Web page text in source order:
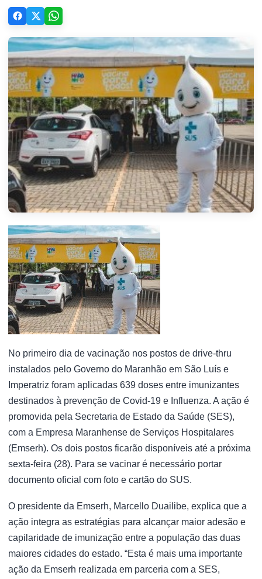
No primeiro dia de vacinação nos postos de drive-thru
instalados pelo Governo do Maranhão em São Luís e
Imperatriz foram aplicadas 639 doses entre imunizantes
destinados à prevenção de Covid-19 e Influenza. A ação é
promovida pela Secretaria de Estado da Saúde (SES),
com a Empresa Maranhense de Serviços Hospitalares
(Emserh). Os dois postos ficarão disponíveis até a próxima
sexta-feira (28). Para se vacinar é necessário portar
documento oficial com foto e cartão do SUS.
O presidente da Emserh, Marcello Duailibe, explica que a
ação integra as estratégias para alcançar maior adesão e
capilaridade de imunização entre a população das duas
maiores cidades do estado. “Esta é mais uma importante
ação da Emserh realizada em parceria com a SES,